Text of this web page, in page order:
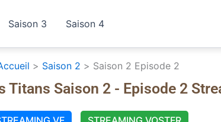
Saison 3 Saison 4
Saison 2 Saison 2 Episode 2
Titans Saison 2 - Episode 2